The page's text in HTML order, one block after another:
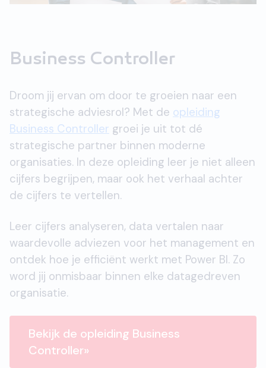
Business Controller
Droom jij ervan om door te groeien naar een
strategische adviesrol? Met de opleiding
Business Controller groei je uit tot dé
strategische partner binnen moderne
organisaties. In deze opleiding leer je niet alleen
cijfers begrijpen, maar ook het verhaal achter
de cijfers te vertellen.
Leer cijfers analyseren, data vertalen naar
waardevolle adviezen voor het management en
ontdek hoe je efficiënt werkt met Power BI. Zo
word jij onmisbaar binnen elke datagedreven
organisatie.
Bekijk de opleiding Business
Controller»